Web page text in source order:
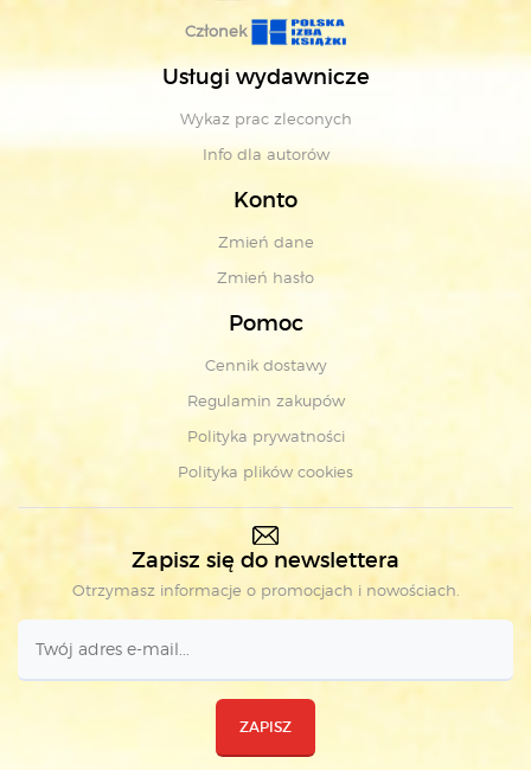
Członek
Usługi wydawnicze
Wykaz prac zleconych
Info dla autorów
Konto
Zmień dane
Zmień hasło
Pomoc
Cennik dostawy
Regulamin zakupów
Polityka prywatności
Polityka plików cookies
Zapisz się do newslettera
Otrzymasz informacje o promocjach i nowościach.
ZAPISZ